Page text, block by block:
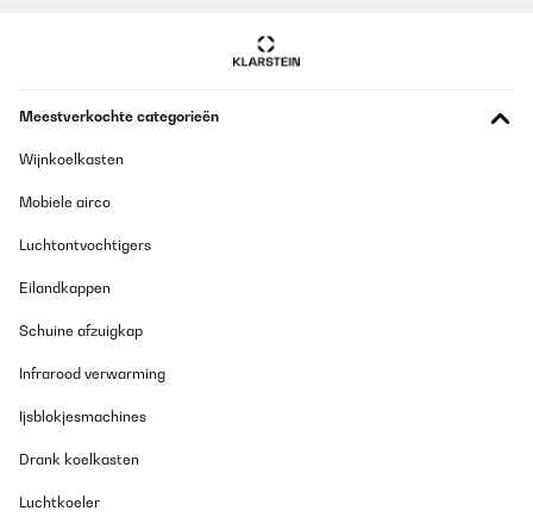
mein Mann war total glücklich über seinen Geschenk, Grill ist
schnell aufgebaut. Und es kann schon losgehen.
Auch wenn wir aktuell offiziell Winter haben, hatten wir vor ein
entspannt testen beim ersten angrillen des Jahres auf der
einfach. Nach kurzer Zeit brannten bereits die ersten Hölzer.
es mir nicht nehmen lassen den Korb zu testen. Die Vegetarier
während das Fleisch auf dem Schwenker lag. Das Ergebnis war
absolut top. Lecker, durch und nicht verbrannt. Würde ich mir
Meestverkochte categorieën
Wijnkoelkasten
Mobiele airco
Luchtontvochtigers
Eilandkappen
Schuine afzuigkap
Infrarood verwarming
Ijsblokjesmachines
Drank koelkasten
Luchtkoeler